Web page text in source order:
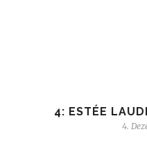
4: ESTÉE
4.